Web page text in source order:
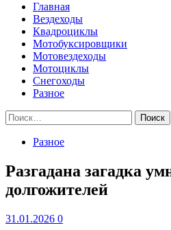
Главная
Вездеходы
Квадроциклы
Мотобуксировщики
Мотовездеходы
Мотоциклы
Снегоходы
Разное
Найти:
Разное
Разгадана загадка
долгожителей
31.01.2026 0